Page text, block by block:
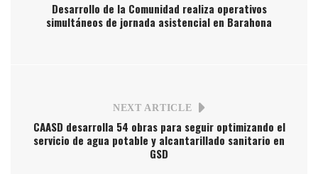
Desarrollo de la Comunidad realiza operativos
simultáneos de jornada asistencial en Barahona
NEXT ARTICLE
CAASD desarrolla 54 obras para seguir optimizando el
servicio de agua potable y alcantarillado sanitario en
GSD